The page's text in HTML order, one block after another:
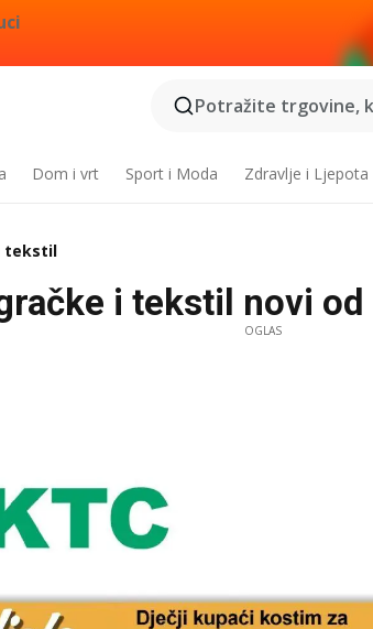
Potražite trgovine,
Dom i vrt Sport i Moda Zdravlje i Ljepota
tekstil
i tekstil novi
OGLAS